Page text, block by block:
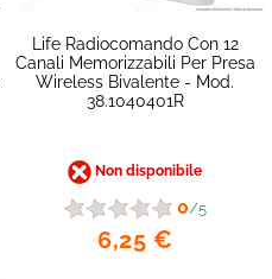
Life Radiocomando Con 12
Canali Memorizzabili Per Presa
Wireless Bivalente - Mod.
38.1040401R
Non disponibile
0/5
6,25 €